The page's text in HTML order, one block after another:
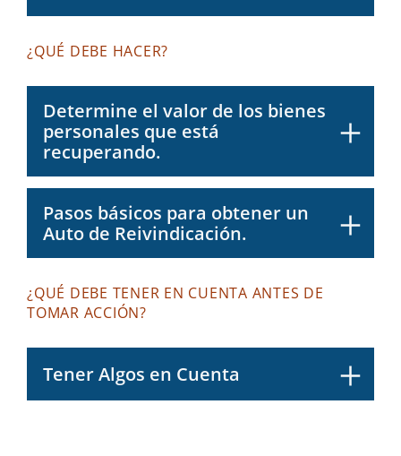
¿QUÉ DEBE HACER?
Determine el valor de los bienes
personales que está
recuperando.
Pasos básicos para obtener un
Auto de Reivindicación.
¿QUÉ DEBE TENER EN CUENTA ANTES DE
TOMAR ACCIÓN?
Tener Algos en Cuenta